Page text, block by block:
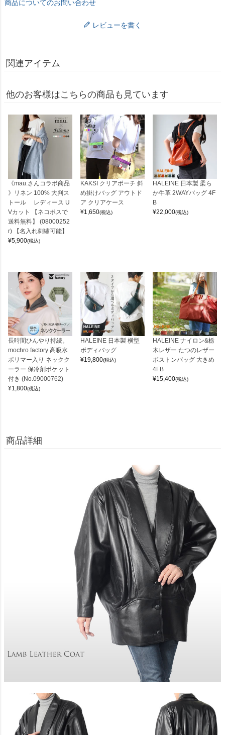
商品についてのお問い合わせ
レビューを書く
関連アイテム
他のお客様はこちらの商品も見ています
《mau.さんコラボ商品
》リネン 100% 大判ス
トール レディース U
Vカット 【ネコポスで
送料無料】 (08000252
r) 【名入れ刺繍可能】
¥5,900(税込)
KAKSI クリアポーチ 斜
め掛けバッグ アウトド
ア クリアケース
¥1,650(税込)
HALEINE 日本製 柔ら
か牛革 2WAYバッグ 4F
B
¥22,000(税込)
長時間ひんやり持続。
mochro factory 高吸水
ポリマー入り ネックク
ーラー 保冷剤ポケット
付き (No.09000762)
¥1,800(税込)
HALEINE 日本製 横型
ボディバッグ
¥19,800(税込)
HALEINE ナイロン&栃
木レザー たつのレザー
ボストンバッグ 大きめ
4FB
¥15,400(税込)
商品詳細